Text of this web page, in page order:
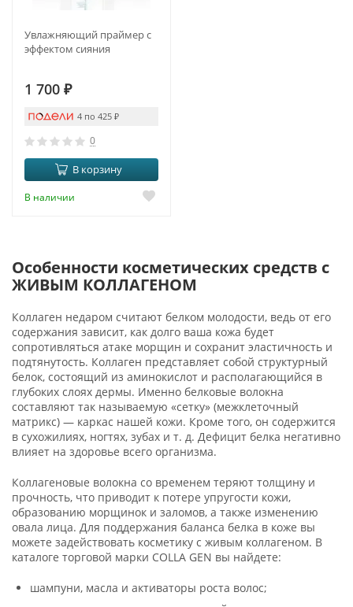
Увлажняющий праймер с
эффектом сияния
1 700 ₽
4 по 425 ₽
0
В корзину
В наличии
Особенности косметических средств с
ЖИВЫМ КОЛЛАГЕНОМ
Коллаген недаром считают белком молодости, ведь от его
содержания зависит, как долго ваша кожа будет
сопротивляться атаке морщин и сохранит эластичность и
подтянутость. Коллаген представляет собой структурный
белок, состоящий из аминокислот и располагающийся в
глубоких слоях дермы. Именно белковые волокна
составляют так называемую «сетку» (межклеточный
матрикс) — каркас нашей кожи. Кроме того, он содержится
в сухожилиях, ногтях, зубах и т. д. Дефицит белка негативно
влияет на здоровье всего организма.
Коллагеновые волокна со временем теряют толщину и
прочность, что приводит к потере упругости кожи,
образованию морщинок и заломов, а также изменению
овала лица. Для поддержания баланса белка в коже вы
можете задействовать косметику с живым коллагеном. В
каталоге торговой марки COLLA GEN вы найдете:
шампуни, масла и активаторы роста волос;